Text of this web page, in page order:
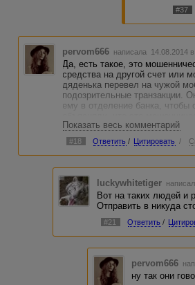
#37
pervom666 написала 14.08.2014
Да, есть такое, это
средства на другой счет или
дяденька перевел на чужой
подозрительные транзакции.
ему в отделение банка, чтобы
заблокируют, надо деньги
Показать весь комментарий
#18 Ответить / Цитировать /
luckywhitetiger
Вот на таких людей и
Отправить в никуда
#21 Ответить /
pervom666
ну так они